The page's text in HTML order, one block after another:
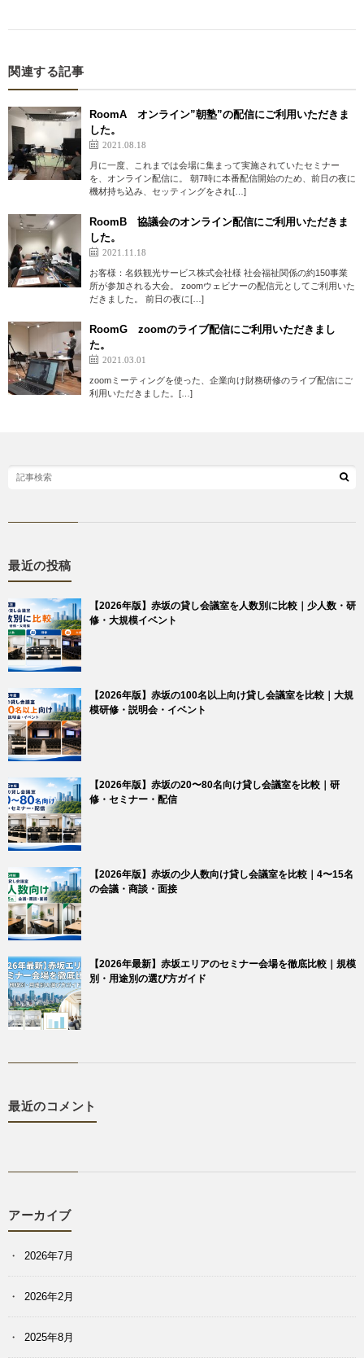
関連する記事
RoomA オンライン”朝塾”の配信にご利用いただきま
した。
2021.08.18
月に一度、これまでは会場に集まって実施されていたセミナー
を、オンライン配信に。 朝7時に本番配信開始のため、前日の夜に
機材持ち込み、セッティングをされ[…]
RoomB 協議会のオンライン配信にご利用いただきま
した。
2021.11.18
お客様：名鉄観光サービス株式会社様 社会福祉関係の約150事業
所が参加される大会。 zoomウェビナーの配信元としてご利用いた
だきました。 前日の夜に[…]
RoomG zoomのライブ配信にご利用いただきまし
た。
2021.03.01
zoomミーティングを使った、企業向け財務研修のライブ配信にご
利用いただきました。[…]
最近の投稿
【2026年版】赤坂の貸し会議室を人数別に比較｜少人数・研
修・大規模イベント
【2026年版】赤坂の100名以上向け貸し会議室を比較｜大規
模研修・説明会・イベント
【2026年版】赤坂の20〜80名向け貸し会議室を比較｜研
修・セミナー・配信
【2026年版】赤坂の少人数向け貸し会議室を比較｜4〜15名
の会議・商談・面接
【2026年最新】赤坂エリアのセミナー会場を徹底比較｜規模
別・用途別の選び方ガイド
最近のコメント
アーカイブ
2026年7月
2026年2月
2025年8月